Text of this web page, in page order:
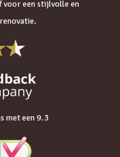
voor een stijlvolle en
met een 9.3